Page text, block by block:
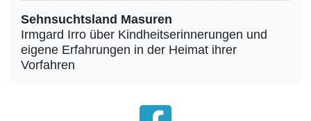
Sehnsuchtsland Masuren
Irmgard Irro über Kindheitserinnerungen und
eigene Erfahrungen in der Heimat ihrer
Vorfahren